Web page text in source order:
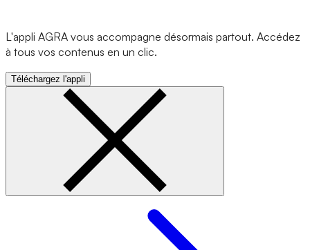
L'appli AGRA vous accompagne désormais partout. Accédez
à tous vos contenus en un clic.
Téléchargez l'appli